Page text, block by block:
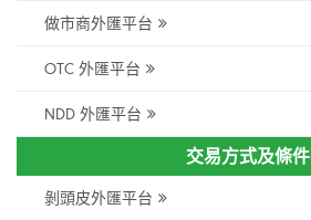
做市商外匯平台
OTC 外匯平台
NDD 外匯平台
交易方式及條件
剝頭皮外匯平台